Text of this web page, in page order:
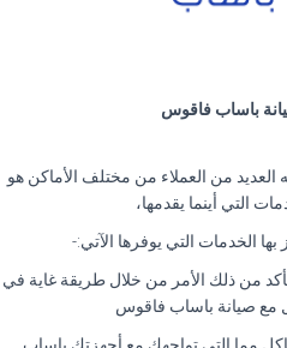
باساب فاقوس
من العملاء من مختلف الأماكن هو
التي أينما يقدمها،
الخدمات التي يوفرها الآتي:-
من ذلك الأمر من خلال طريقة غاية في
مع صيانة باساب فاقوس